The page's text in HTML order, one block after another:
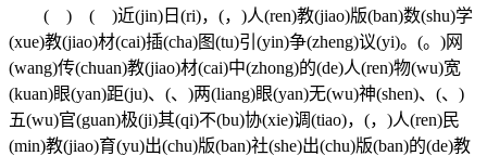
( ) ( )近(jin)日(ri)，(，)人(ren)教(jiao)版(ban)数(shu)学
(xue)教(jiao)材(cai)插(cha)图(tu)引(yin)争(zheng)议(yi)。(。)网
(wang)传(chuan)教(jiao)材(cai)中(zhong)的(de)人(ren)物(wu)宽
(kuan)眼(yan)距(ju)、(、)两(liang)眼(yan)无(wu)神(shen)、(、)
五(wu)官(guan)极(ji)其(qi)不(bu)协(xie)调(tiao)，(，)人(ren)民
(min)教(jiao)育(yu)出(chu)版(ban)社(she)出(chu)版(ban)的(de)教